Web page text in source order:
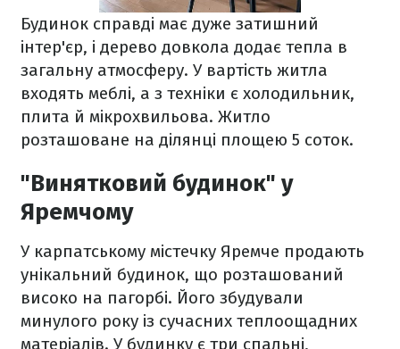
Будинок справді має дуже затишний
інтер'єр, і дерево довкола додає тепла в
загальну атмосферу. У вартість житла
входять меблі, а з техніки є холодильник,
плита й мікрохвильова. Житло
розташоване на ділянці площею 5 соток.
"Винятковий будинок" у
Яремчому
У карпатському містечку Яремче продають
унікальний будинок, що розташований
високо на пагорбі. Його збудували
минулого року із сучасних теплоощадних
матеріалів. У будинку є три спальні,